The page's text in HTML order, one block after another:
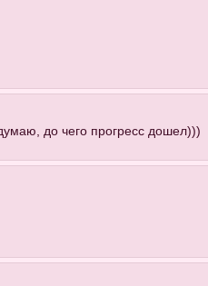
до чего прогресс дошел)))